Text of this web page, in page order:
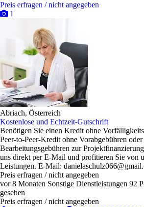
Preis erfragen / nicht angegeben
1
Abriach, Österreich
Kostenlose und Echtzeit-Gutschrift
Benötigen Sie einen Kredit ohne
Peer-to-Peer-Kredit ohne Vorabgebühren
Bearbeitungsgebühren zur
uns direkt per E-Mail und profitieren Sie von
Leistungen. E-Mail:
Preis erfragen / nicht angegeben
vor 8 Monaten Sonstige Dienstleistungen 92
gesehen
Preis erfragen / nicht angegeben